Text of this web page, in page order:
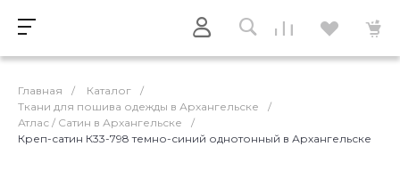
Главная / Каталог
/
Ткани для пошива одежды в Архангельске
/
Атлас / Cатин в Архангельске
/
Креп-сатин К33-798 темно-синий однотонный в Архангельске